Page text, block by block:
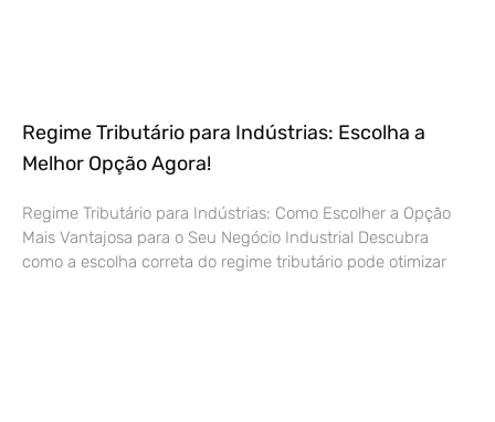
Regime Tributário para Indústrias: Escolha a
Melhor Opção Agora!
Regime Tributário para Indústrias: Como Escolher a Opção
Mais Vantajosa para o Seu Negócio Industrial Descubra
como a escolha correta do regime tributário pode otimizar